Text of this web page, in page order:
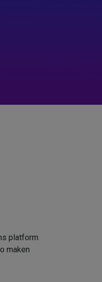
platform
maken